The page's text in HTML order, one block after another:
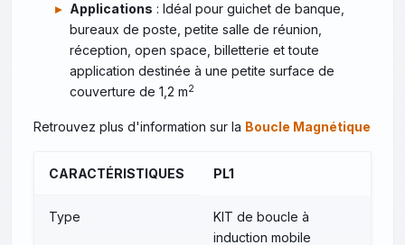
Applications : Idéal pour guichet de banque,
bureaux de poste, petite salle de réunion,
réception, open space, billetterie et toute
application destinée à une petite surface de
couverture de 1,2 m2
Retrouvez plus d'information sur la Boucle Magnétique
CARACTÉRISTIQUES PL1
Type
KIT de boucle à
induction mobile